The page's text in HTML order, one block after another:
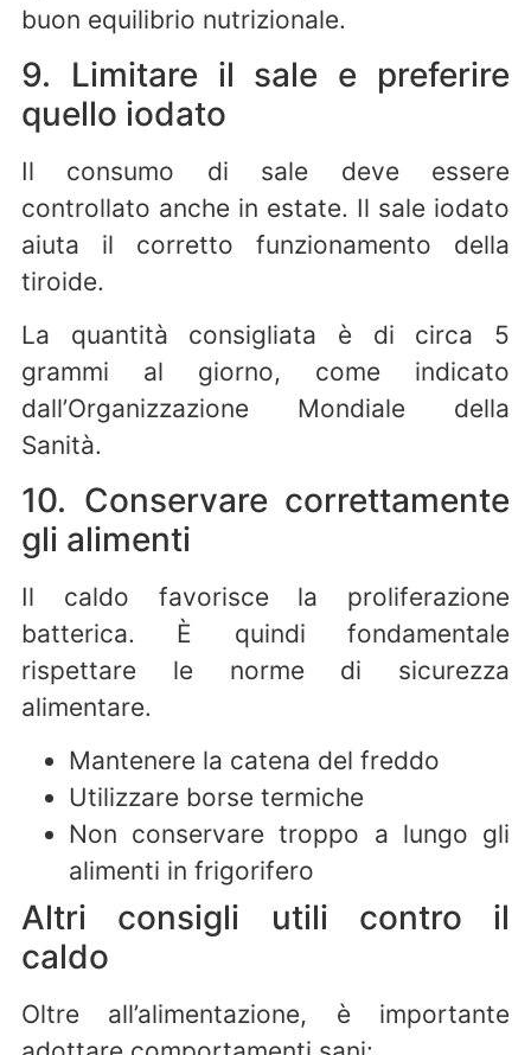
buon equilibrio nutrizionale.
9. Limitare il sale e preferire
quello iodato
Il consumo di sale deve essere
controllato anche in estate. Il sale iodato
aiuta il corretto funzionamento della
tiroide.
La quantità consigliata è di circa 5
grammi al giorno, come indicato
dall’Organizzazione Mondiale della
Sanità.
10. Conservare correttamente
gli alimenti
Il caldo favorisce la proliferazione
batterica. È quindi fondamentale
rispettare le norme di sicurezza
alimentare.
Mantenere la catena del freddo
Utilizzare borse termiche
Non conservare troppo a lungo gli
alimenti in frigorifero
Altri consigli utili contro il
caldo
Oltre all’alimentazione, è importante